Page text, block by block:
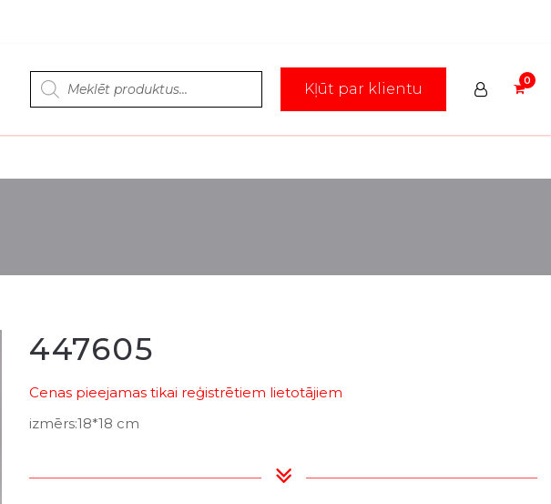
Products
search Kļūt par klientu
447605
Cenas pieejamas tikai reģistrētiem lietotājiem
izmērs:18*18 cm